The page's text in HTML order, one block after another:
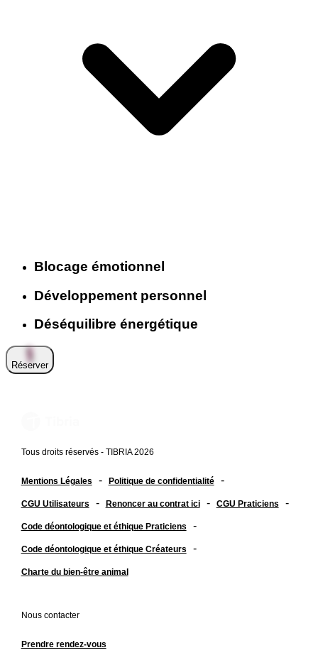
Blocage émotionnel
Développement personnel
Déséquilibre énergétique
Réserver
Tous droits réservés - TIBRIA 2026
Mentions Légales - Politique de confidentialité -
CGU Utilisateurs - Renoncer au contrat ici - CGU Praticiens -
Code déontologique et éthique Praticiens -
Code déontologique et éthique Créateurs -
Charte du bien-être animal
Nous contacter
Prendre rendez-vous